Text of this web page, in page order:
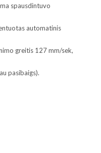
spausdintuvo
automatinis
greitis 127 mm/sek,
pasibaigs).